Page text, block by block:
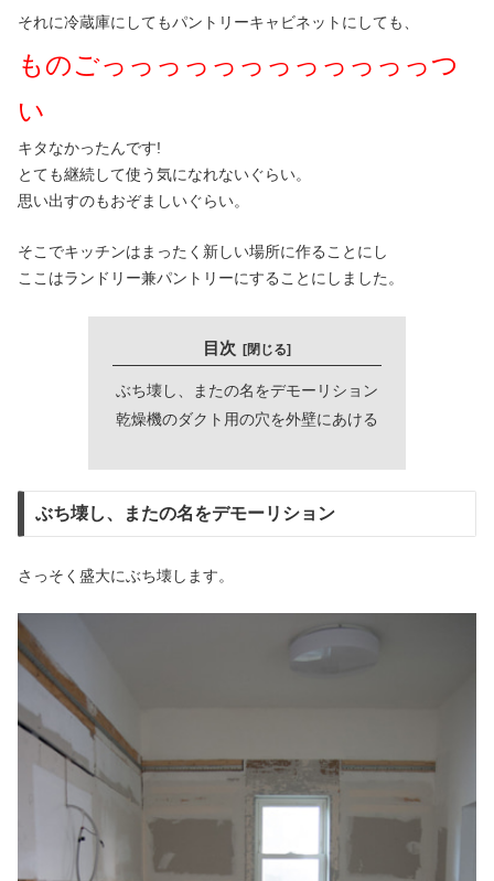
それに冷蔵庫にしてもパントリーキャビネットにしても、
ものごっっっっっっっっっっっっつ
い
キタなかったんです!
とても継続して使う気になれないぐらい。
思い出すのもおぞましいぐらい。
そこでキッチンはまったく新しい場所に作ることにし
ここはランドリー兼パントリーにすることにしました。
目次
ぶち壊し、またの名をデモーリション
乾燥機のダクト用の穴を外壁にあける
ぶち壊し、またの名をデモーリション
さっそく盛大にぶち壊します。